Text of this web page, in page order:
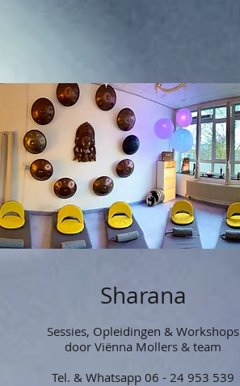
Sharana
Sessies, Opleidingen & Workshops
door Viënna Mollers & team
Tel. & Whatsapp 06 - 24 953 539